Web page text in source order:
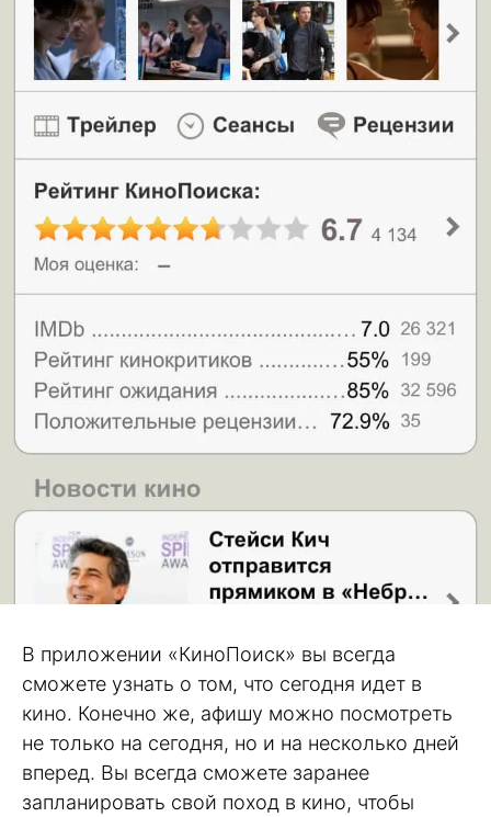
В приложении «КиноПоиск» вы всегда
сможете узнать о том, что сегодня идет в
кино. Конечно же, афишу можно посмотреть
не только на сегодня, но и на несколько дней
вперед. Вы всегда сможете заранее
запланировать свой поход в кино, чтобы